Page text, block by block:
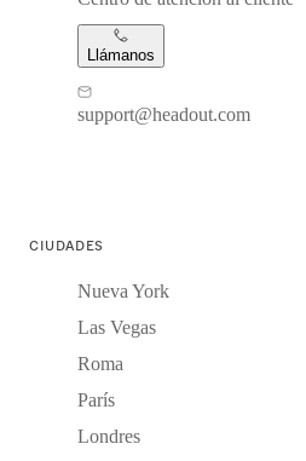
Llámanos
support@headout.com
CIUDADES
Nueva York
Las Vegas
Roma
París
Londres